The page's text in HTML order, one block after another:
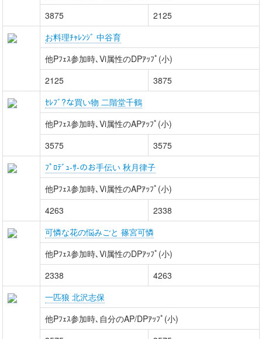
3875
2125
お料理ﾁｬﾚﾝｼﾞ 中谷育
他Pﾌｪｽ参加時､Vi属性のDPｱｯﾌﾟ(小)
2125
3875
ｾﾚﾌﾞ?な買い物 二階堂千鶴
他Pﾌｪｽ参加時､Vi属性のAPｱｯﾌﾟ(小)
3575
3575
ﾌﾟﾛﾃﾞｭ-ｻ-のお手伝い 秋月律子
他Pﾌｪｽ参加時､Vi属性のAPｱｯﾌﾟ(小)
4263
2338
可憐な花の悩みごと 篠宮可憐
他Pﾌｪｽ参加時､Vi属性のDPｱｯﾌﾟ(小)
2338
4263
一匹狼 北沢志保
他Pﾌｪｽ参加時､自分のAP/DPｱｯﾌﾟ(小)